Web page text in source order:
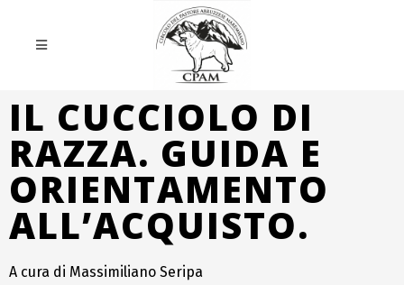
IL CUCCIOLO DI
RAZZA. GUIDA E
ORIENTAMENTO
ALL’ACQUISTO.
A cura di Massimiliano Seripa